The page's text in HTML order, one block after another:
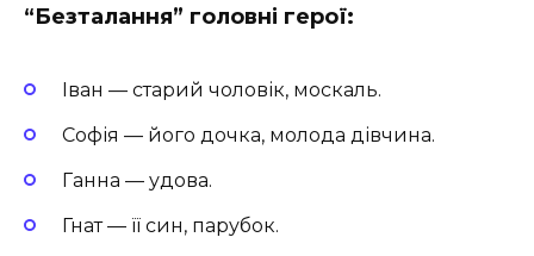
“Безталання” головні герої:
Іван — старий чоловік, москаль.
Софія — його дочка, молода дівчина.
Ганна — удова.
Гнат — її син, парубок.